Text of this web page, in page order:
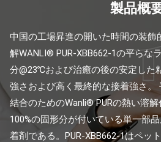
製品概
中国の工場昇進の開いた時間の装飾
解WANLI® PUR-XBB662-1の平らな
分@23℃および治癒の後の安定した
強さおよび高く最終的な接着強さ。
結合のためのWanli® PURの熱い溶解
100%の固形分が付いている単一部
着剤である。PUR-XBB662-1はペッ